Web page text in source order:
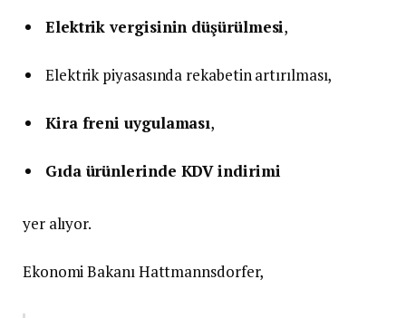
Elektrik vergisinin düşürülmesi,
Elektrik piyasasında rekabetin artırılması,
Kira freni uygulaması,
Gıda ürünlerinde KDV indirimi
yer alıyor.
Ekonomi Bakanı Hattmannsdorfer,